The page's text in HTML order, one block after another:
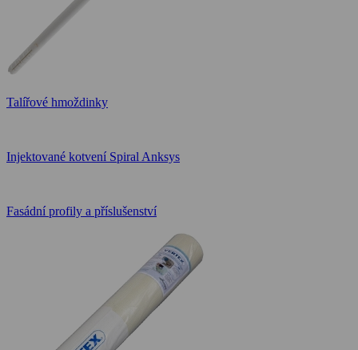
Talířové hmoždinky
Injektované kotvení Spiral Anksys
Fasádní profily a příslušenství